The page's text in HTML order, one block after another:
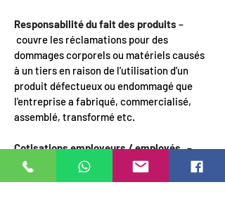
Responsabilité du fait des produits –
couvre les réclamations pour des
dommages corporels ou matériels causés
à un tiers en raison de l'utilisation d'un
produit défectueux ou endommagé que
l'entreprise a fabriqué, commercialisé,
assemblé, transformé etc.
Cotisations employeurs / employés–
Obligatoires depuis une dizaine d'années,